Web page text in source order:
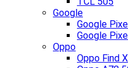
Google
Google
Google
Oppo
Oppo Find